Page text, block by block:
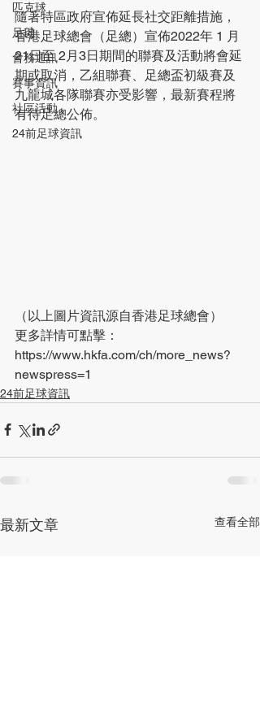
匹克球
足毽
會務通訊
賽事資訊
社區活動
24前足球資訊
隨著特區政府宣佈延長社交距離措施，
香港足球總會（足總）宣佈2022年 1 月
21日至 2月3日期間的聯賽及活動將會延
期或取消，乙組聯賽、足總盃初級賽及
九龍城各隊聯賽亦受影響，最新賽程將
有待足總公佈。
（以上圖片資訊源自香港足球總會）
更多詳情可點擊：
https://www.hkfa.com/ch/more_news?
newspress=1
24前足球資訊
最新文章 查看全部